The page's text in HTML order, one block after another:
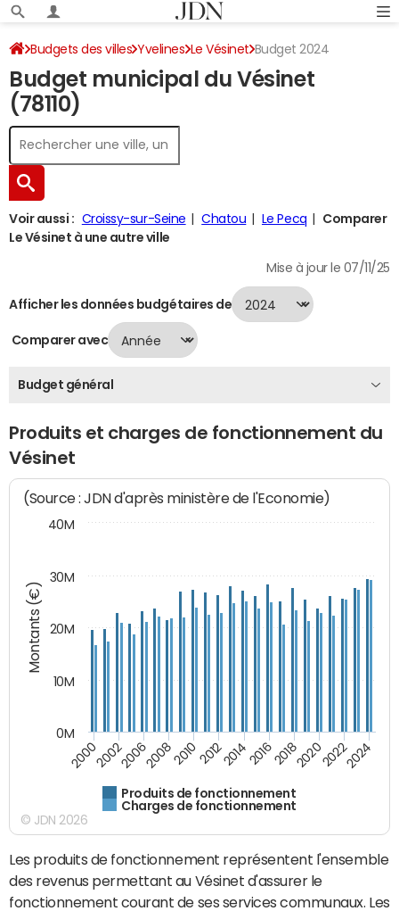
Budgets des villes Yvelines Le Vésinet Budget 2024
Budget municipal du Vésinet
(78110)
Voir aussi : Croissy-sur-Seine Chatou Le Pecq
Comparer
Le Vésinet à une autre ville
Mise à jour le 07/11/25
Afficher les données budgétaires de
Comparer avec
Budget général
Produits et charges de fonctionnement du
Vésinet
Montants (€)
(Source : JDN d'après ministère de l'Economie)
Produits de fonctionnement
Charges de fonctionnement
200020022006200820102012201420162018202020222024
0M
10M
20M
30M
40M
© JDN 2026
Les produits de fonctionnement représentent l'ensemble
des revenus permettant au Vésinet d'assurer le
fonctionnement courant de ses services communaux. Les